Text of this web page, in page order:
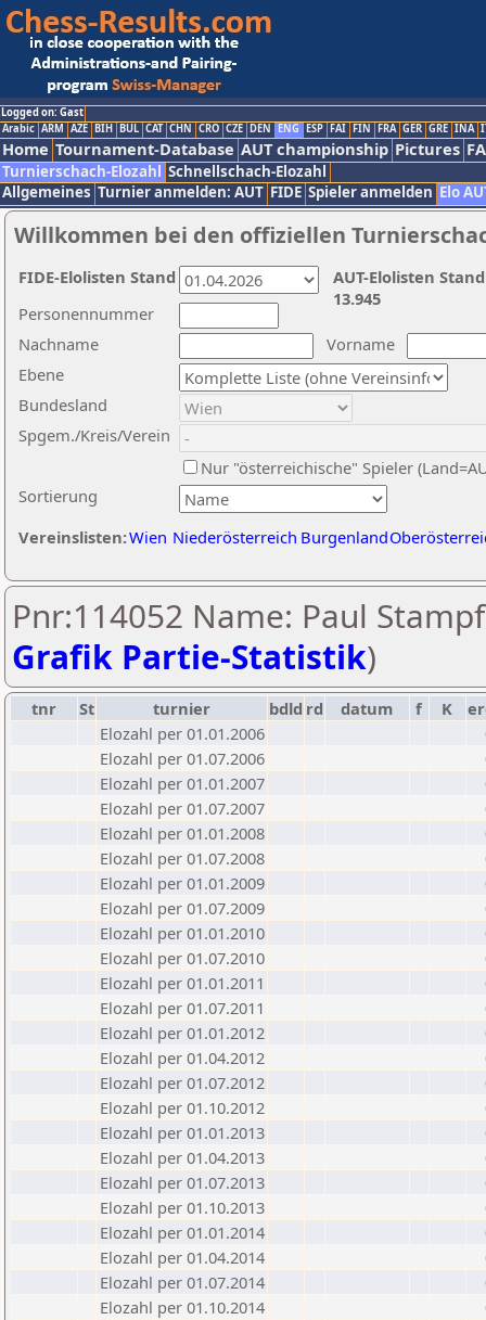
Logged on: Gast
Arabic ARM AZE BIH BUL CAT CHN CRO CZE DEN ENG ESP FAI FIN FRA GER GRE INA
Home Tournament-Database AUT championship Pictures
Turnierschach-Elozahl Schnellschach-Elozahl
Allgemeines Turnier anmelden: AUT FIDE Spieler anmelden Elo
Willkommen bei den offiziellen
Nachname
Vorname
Ebene
Sortierung
Personennummer
Bundesland
Spgem./Kreis/Verein
Nur "österreichische" Spieler
Vereinslisten:Wien Niederösterreich Burgenland
AUT-Elolisten
13.945
FIDE-Elolisten Stand
Pnr:114052 Name: Paul
Grafik Partie-Statistik)
tnr St turnier bdld rd datum f K
Elozahl per 01.01.2006
Elozahl per 01.07.2006
Elozahl per 01.01.2007
Elozahl per 01.07.2007
Elozahl per 01.01.2008
Elozahl per 01.07.2008
Elozahl per 01.01.2009
Elozahl per 01.07.2009
Elozahl per 01.01.2010
Elozahl per 01.07.2010
Elozahl per 01.01.2011
Elozahl per 01.07.2011
Elozahl per 01.01.2012
Elozahl per 01.04.2012
Elozahl per 01.07.2012
Elozahl per 01.10.2012
Elozahl per 01.01.2013
Elozahl per 01.04.2013
Elozahl per 01.07.2013
Elozahl per 01.10.2013
Elozahl per 01.01.2014
Elozahl per 01.04.2014
Elozahl per 01.07.2014
Elozahl per 01.10.2014